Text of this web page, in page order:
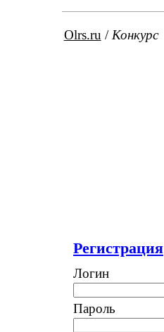
Olrs.ru / Конкурс
Регистрация
Логин
Пароль